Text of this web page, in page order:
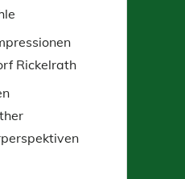
Rickelrath